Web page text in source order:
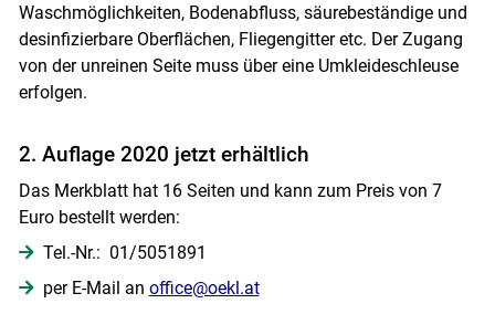
Waschmöglichkeiten, Bodenabfluss, säurebeständige und
desinfizierbare Oberflächen, Fliegengitter etc. Der Zugang
von der unreinen Seite muss über eine Umkleideschleuse
erfolgen.
2. Auflage 2020 jetzt erhältlich
Das Merkblatt hat 16 Seiten und kann zum Preis von 7
Euro bestellt werden:
Tel.-Nr.: 01/5051891
per E-Mail an office@oekl.at